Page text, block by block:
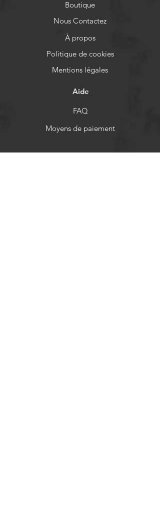
Boutique
Nous Contactez
À propos
Politique de cookies
Mentions légales
Aide
FAQ
Moyens de paiement